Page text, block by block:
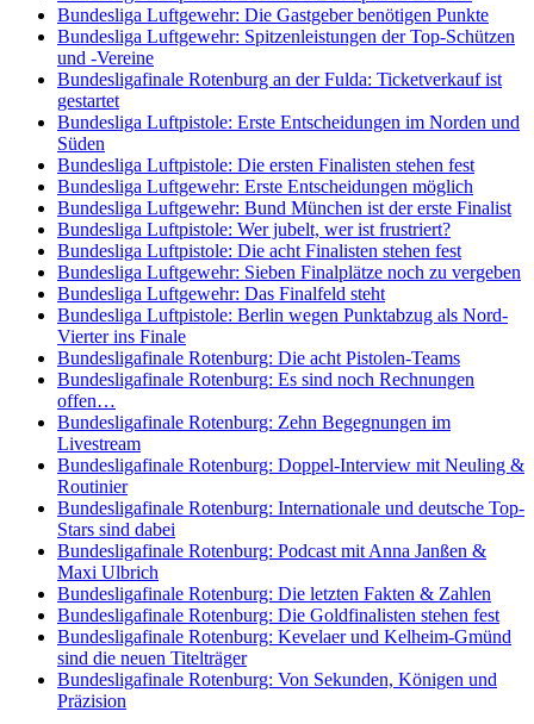
Bundesliga Luftgewehr: Die Gastgeber benötigen Punkte
Bundesliga Luftgewehr: Spitzenleistungen der Top-Schützen
und -Vereine
Bundesligafinale Rotenburg an der Fulda: Ticketverkauf ist
gestartet
Bundesliga Luftpistole: Erste Entscheidungen im Norden und
Süden
Bundesliga Luftpistole: Die ersten Finalisten stehen fest
Bundesliga Luftgewehr: Erste Entscheidungen möglich
Bundesliga Luftgewehr: Bund München ist der erste Finalist
Bundesliga Luftpistole: Wer jubelt, wer ist frustriert?
Bundesliga Luftpistole: Die acht Finalisten stehen fest
Bundesliga Luftgewehr: Sieben Finalplätze noch zu vergeben
Bundesliga Luftgewehr: Das Finalfeld steht
Bundesliga Luftpistole: Berlin wegen Punktabzug als Nord-
Vierter ins Finale
Bundesligafinale Rotenburg: Die acht Pistolen-Teams
Bundesligafinale Rotenburg: Es sind noch Rechnungen
offen…
Bundesligafinale Rotenburg: Zehn Begegnungen im
Livestream
Bundesligafinale Rotenburg: Doppel-Interview mit Neuling &
Routinier
Bundesligafinale Rotenburg: Internationale und deutsche Top-
Stars sind dabei
Bundesligafinale Rotenburg: Podcast mit Anna Janßen &
Maxi Ulbrich
Bundesligafinale Rotenburg: Die letzten Fakten & Zahlen
Bundesligafinale Rotenburg: Die Goldfinalisten stehen fest
Bundesligafinale Rotenburg: Kevelaer und Kelheim-Gmünd
sind die neuen Titelträger
Bundesligafinale Rotenburg: Von Sekunden, Königen und
Präzision